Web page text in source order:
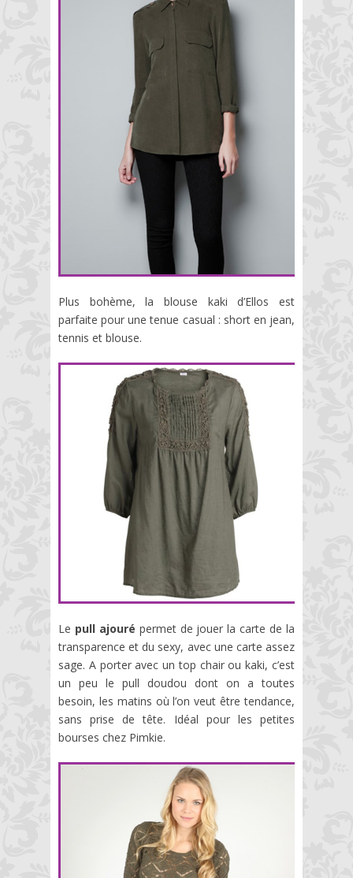
Plus bohème, la blouse kaki d’Ellos est
parfaite pour une tenue casual : short en jean,
tennis et blouse.
Le pull ajouré permet de jouer la carte de la
transparence et du sexy, avec une carte assez
sage. A porter avec un top chair ou kaki, c’est
un peu le pull doudou dont on a toutes
besoin, les matins où l’on veut être tendance,
sans prise de tête. Idéal pour les petites
bourses chez Pimkie.